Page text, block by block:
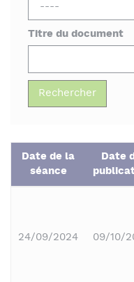
Titre du document
Date de la
séance
Date
24/09/2024 09/10/